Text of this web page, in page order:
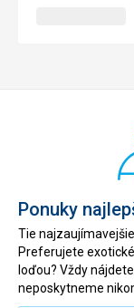
Ponuky
Tie
Preferujete
loďou? Vždy
neposkytneme